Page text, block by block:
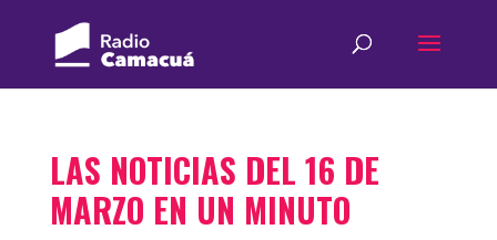
LAS NOTICIAS DEL 16 DE
MARZO EN UN MINUTO